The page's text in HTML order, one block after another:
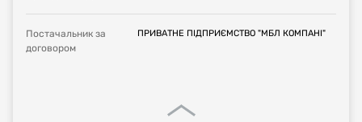
Постачальник за
договором
ПРИВАТНЕ ПІДПРИЄМСТВО "МБЛ КОМПАНІ"